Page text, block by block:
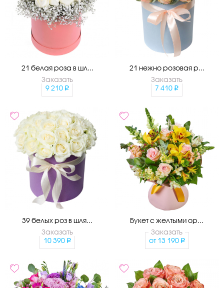
21 белая роза в шл...
Заказать
9 210
21 нежно розовая р...
Заказать
7 410
39 белых роз в шля...
Заказать
10 390
Букет с желтыми ор...
Заказать
от 13 190